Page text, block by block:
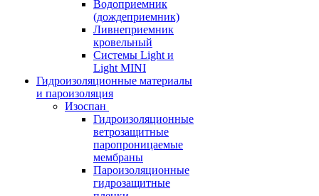
Водоприемник
(дождеприемник)
Ливнеприемник
кровельный
Системы Light и
Light MINI
Гидроизоляционные материалы
и пароизоляция
Изоспан
Гидроизоляционные
ветрозащитные
паропроницаемые
мембраны
Пароизоляционные
гидрозащитные